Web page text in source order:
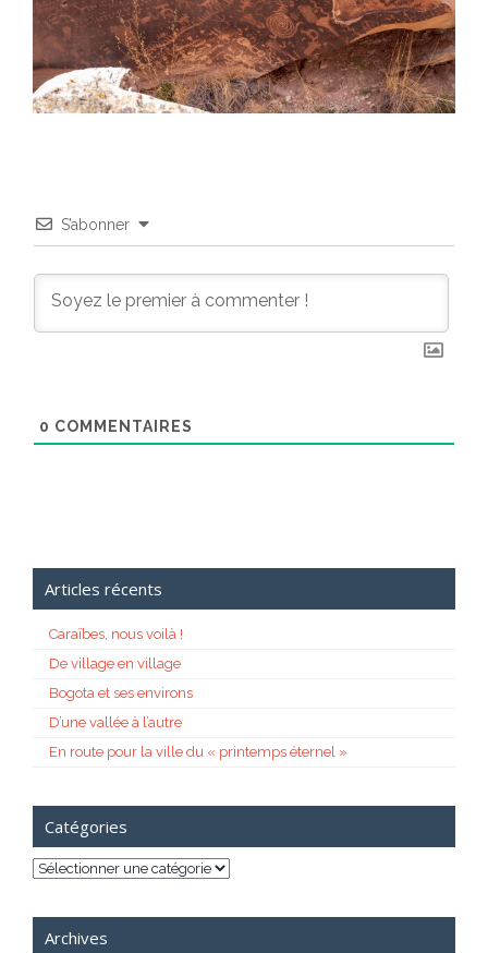
S’abonner
0 COMMENTAIRES
Articles récents
Caraïbes, nous voilà !
De village en village
Bogota et ses environs
D’une vallée à l’autre
En route pour la ville du « printemps éternel »
Catégories
Catégories
Archives